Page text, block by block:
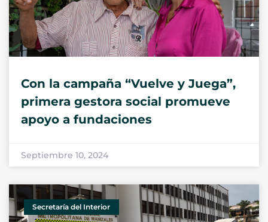
Con la campaña “Vuelve y Juega”,
primera gestora social promueve
apoyo a fundaciones
Septiembre 10, 2024
Secretaría del Interior